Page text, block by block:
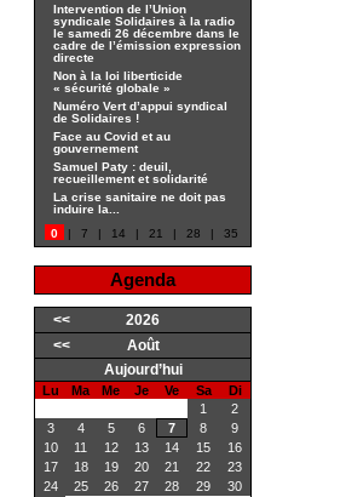
Intervention de l’Union
syndicale Solidaires à la radio
le samedi 26 décembre dans le
cadre de l’émission expression
directe
Non à la loi liberticide
« sécurité globale »
Numéro Vert d’appui syndical
de Solidaires !
Face au Covid et au
gouvernement
Samuel Paty : deuil,
recueillement et solidarité
La crise sanitaire ne doit pas
induire la...
0
| 7 | 14 | 21 | 28 | 35
Agenda
<<
2026
<<
Août
Aujourd’hui
Lu Ma Me Je Ve Sa
Di
1
2
3
4 5 6 7 8
9
10
11 12 13 14 15
16
17
18 19 20 21 22
23
24
25 26 27 28 29
30